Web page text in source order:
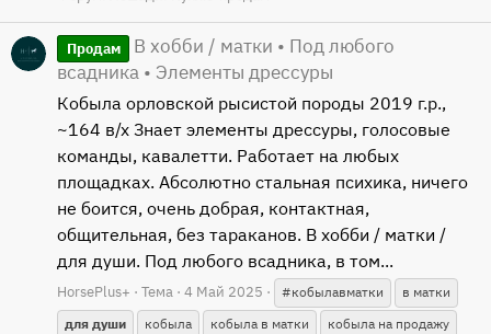
Продам
В хобби / матки • Под любого
всадника • Элементы дрессуры
Кобыла орловской рысистой породы 2019 г.р.,
~164 в/х Знает элементы дрессуры, голосовые
команды, кавалетти. Работает на любых
площадках. Абсолютно стальная психика, ничего
не боится, очень добрая, контактная,
общительная, без тараканов. В хобби / матки /
для души. Под любого всадника, в том...
HorsePlus+ Тема 4 Май 2025 #кобылавматки
в матки
для души кобыла кобыла в матки
кобыла на продажу